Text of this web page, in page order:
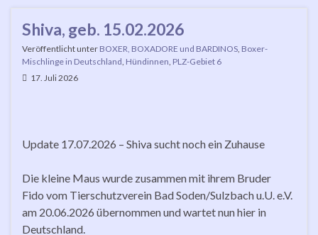
Shiva, geb. 15.02.2026
Veröffentlicht unter BOXER, BOXADORE und BARDINOS Boxer-
Mischlinge in Deutschland Hündinnen PLZ-Gebiet 6
17. Juli 2026
Update 17.07.2026 – Shiva sucht noch ein Zuhause
Die kleine Maus wurde zusammen mit ihrem Bruder
Fido vom Tierschutzverein Bad Soden/Sulzbach u.U. e.V.
am 20.06.2026 übernommen und wartet nun hier in
Deutschland.